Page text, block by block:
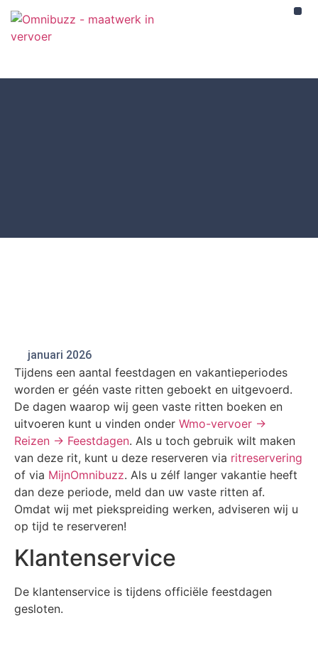
januari 2026
Tijdens een aantal feestdagen en vakantieperiodes
worden er géén vaste ritten geboekt en uitgevoerd.
De dagen waarop wij geen vaste ritten boeken en
uitvoeren kunt u vinden onder Wmo-vervoer ->
Reizen -> Feestdagen. Als u toch gebruik wilt maken
van deze rit, kunt u deze reserveren via ritreservering
of via MijnOmnibuzz. Als u zélf langer vakantie heeft
dan deze periode, meld dan uw vaste ritten af.
Omdat wij met piekspreiding werken, adviseren wij u
op tijd te reserveren!
Klantenservice
De klantenservice is tijdens officiële feestdagen
gesloten.